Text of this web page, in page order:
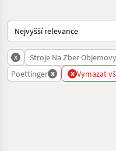
Takto se řadí nabídky na
x Stroje Na Zber
Poettinger x x Vymazat